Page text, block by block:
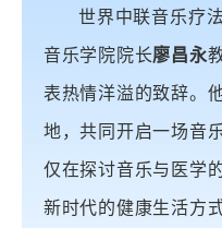
世界中联音乐疗
音乐学院院长廖昌永
表热情洋溢的致辞。
地，共同开启一场音
仅在探讨音乐与医学
新时代的健康生活方